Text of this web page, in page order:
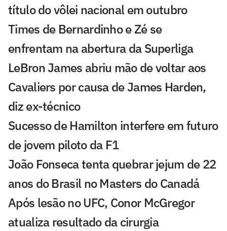
título do vôlei nacional em outubro
Times de Bernardinho e Zé se
enfrentam na abertura da Superliga
LeBron James abriu mão de voltar aos
Cavaliers por causa de James Harden,
diz ex-técnico
Sucesso de Hamilton interfere em futuro
de jovem piloto da F1
João Fonseca tenta quebrar jejum de 22
anos do Brasil no Masters do Canadá
Após lesão no UFC, Conor McGregor
atualiza resultado da cirurgia